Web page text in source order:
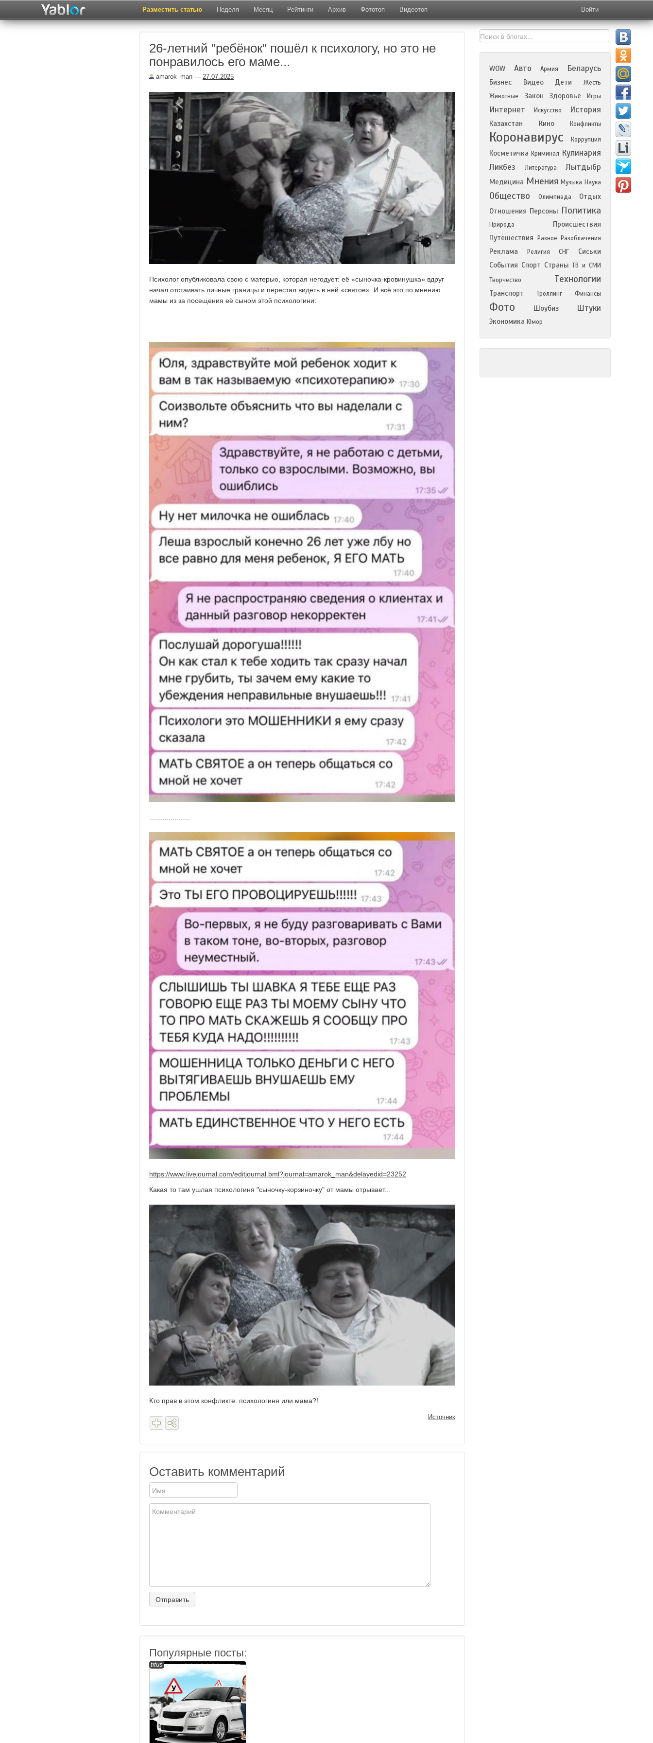
Разместить статью Неделя Месяц Рейтинги Архив Фототоп Видеотоп Войти
26-летний "ребёнок" пошёл к психологу, но это не
понравилось его маме...
amarok_man — 27.07.2025
Психолог опубликовала свою с матерью, которая негодует: её «сыночка-кровинушка» вдруг
начал отстаивать личные границы и перестал видеть в ней «святое». И всё это по мнению
мамы из за посещения её сыном этой психологини:
.............................
.....................
https://www.livejournal.com/editjournal.bml?journal=amarok_man&delayedid=23252
Какая то там ушлая психологиня "сыночку-корзиночку" от мамы отрывает...
Кто прав в этом конфликте: психологиня или мама?!
Источник
Оставить комментарий
Популярные посты:
titus
WOW Авто Армия Беларусь
Бизнес Видео Дети
Жесть
Животные
Закон Здоровье Игры
Интернет Искусство История
Казахстан Кино Конфликты
Коронавирус Коррупция
Косметичка Криминал Кулинария
Ликбез
Литература Лытдыбр
Медицина Мнения Музыка Наука
Общество Олимпиада
Отдых
Отношения Персоны Политика
Природа
Происшествия
Путешествия
Разное Разоблачения
Реклама Религия СНГ
Сиськи
События Спорт Страны ТВ и СМИ
Творчество
Технологии
Транспорт Троллинг Финансы
Фото Шоубиз Штуки
Экономика Юмор